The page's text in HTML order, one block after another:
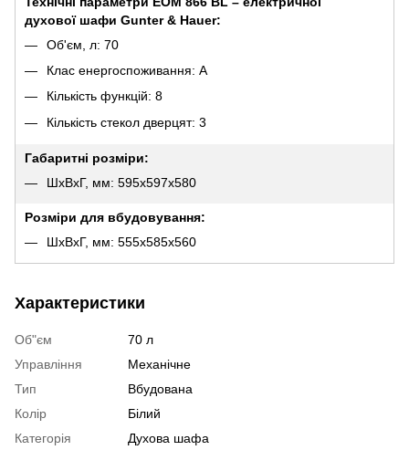
духової шафи Gunter & Hauer:
Об'єм, л: 70
Клас енергоспоживання: A
Кількість функцій: 8
Кількість стекол дверцят: 3
Габаритні розміри:
ШхВхГ, мм: 595х597х580
Розміри для вбудовування:
ШхВхГ, мм: 555х585х560
Характеристики
Об"єм
70 л
Управління
Механічне
Тип
Вбудована
Колір
Білий
Категорія
Духова шафа